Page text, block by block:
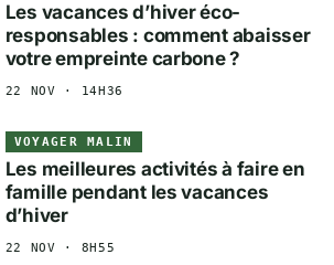
Les vacances d’hiver éco-
responsables : comment abaisser
votre empreinte carbone ?
22 NOV · 14H36
VOYAGER MALIN
Les meilleures activités à faire en
famille pendant les vacances
d’hiver
22 NOV · 8H55